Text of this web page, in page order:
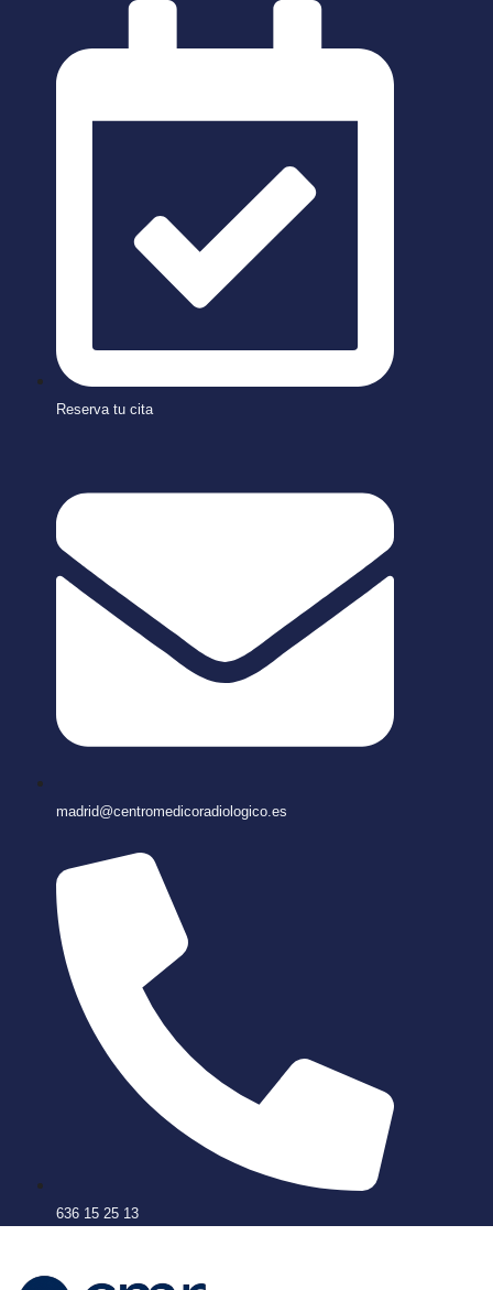
contenido
Reserva tu cita
madrid@centromedicoradiologico.es
636 15 25 13